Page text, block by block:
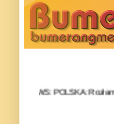
POLSKA: Rozłam w